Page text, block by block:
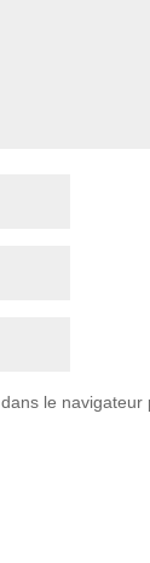
le navigateur